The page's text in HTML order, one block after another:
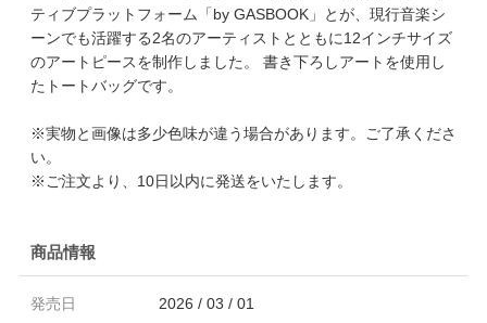
ティブプラットフォーム「by GASBOOK」とが、現行音楽シ
ーンでも活躍する2名のアーティストとともに12インチサイズ
のアートピースを制作しました。 書き下ろしアートを使用し
たトートバッグです。
※実物と画像は多少色味が違う場合があります。ご了承くださ
い。
※ご注文より、10日以内に発送をいたします。
商品情報
発売日
2026 / 03 / 01